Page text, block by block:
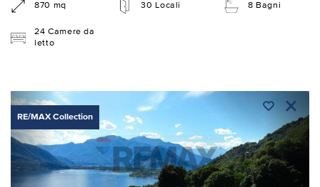
870 mq 30 Locali 8 Bagni
24 Camere da
letto
RE/MAX Collection